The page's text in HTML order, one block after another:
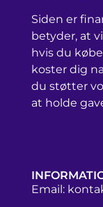
Siden er
betyder, at
hvis du
koster dig
du støtter
at holde
Email: